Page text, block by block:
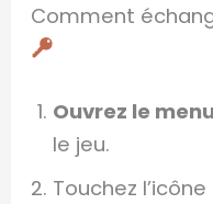
Comment
Ouvrez le
le jeu.
Touchez l’icône